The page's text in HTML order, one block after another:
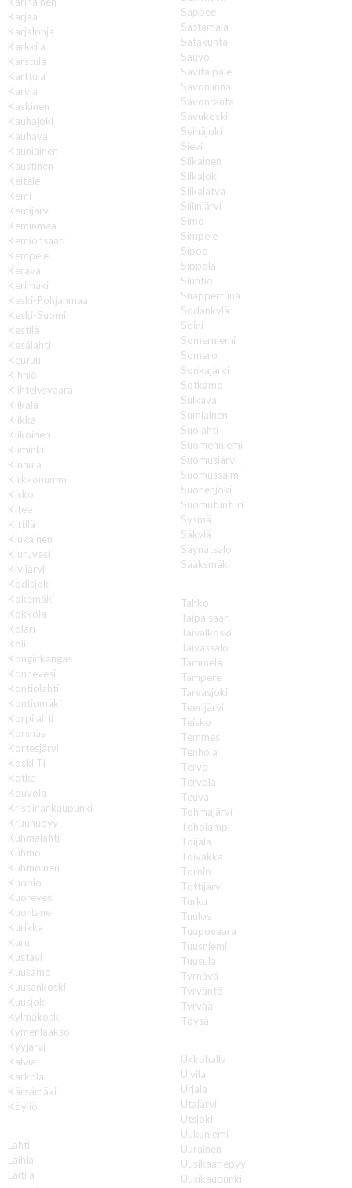
Karjaa
Karjalohja
Karkkila
Karstula
Karttula
Karvia
Kaskinen
Kauhajoki
Kauhava
Kauniainen
Kaustinen
Keitele
Kemi
Kemijärvi
Keminmaa
Kemiönsaari
Kempele
Kerava
Kerimäki
Keski-Pohjanmaa
Keski-Suomi
Kestilä
Kesälahti
Keuruu
Kihniö
Kiihtelysvaara
Kiikala
Kiikka
Kiikoinen
Kiiminki
Kinnula
Kirkkonummi
Kisko
Kitee
Kittilä
Kiukainen
Kiuruvesi
Kivijärvi
Kodisjoki
Kokemäki
Kokkola
Kolari
Koli
Konginkangas
Konnevesi
Kontiolahti
Kontiomäki
Korpilahti
Korsnäs
Kortesjärvi
Koski Tl
Kotka
Kouvola
Kristiinankaupunki
Kruunupyy
Kuhmalahti
Kuhmo
Kuhmoinen
Kuopio
Kuorevesi
Kuortane
Kurikka
Kuru
Kustavi
Kuusamo
Kuusankoski
Kuusjoki
Kylmäkoski
Kymenlaakso
Kyyjärvi
Kälviä
Kärkölä
Kärsämäki
Köyliö
Lahti
Laihia
Laitila
Sappee
Sastamala
Satakunta
Sauvo
Savitaipale
Savonlinna
Savonranta
Savukoski
Seinäjoki
Sievi
Siikainen
Siikajoki
Siikalatva
Siilinjärvi
Simo
Simpele
Sipoo
Sippola
Siuntio
Snappertuna
Sodankylä
Soini
Somerniemi
Somero
Sonkajärvi
Sotkamo
Sulkava
Sumiainen
Suolahti
Suomenniemi
Suomusjärvi
Suomussalmi
Suonenjoki
Suomutunturi
Sysmä
Säkylä
Säynätsalo
Sääksmäki
Tahko
Taipalsaari
Taivalkoski
Taivassalo
Tammela
Tampere
Tarvasjoki
Teerijärvi
Teisko
Temmes
Tenhola
Tervo
Tervola
Teuva
Tohmajärvi
Toholampi
Toijala
Toivakka
Tornio
Tottijärvi
Turku
Tuulos
Tuupovaara
Tuusniemi
Tuusula
Tyrnävä
Tyrväntö
Tyrvää
Töysä
Ukkohalla
Ulvila
Urjala
Utajärvi
Utsjoki
Uukuniemi
Uurainen
Uusikaarlepyy
Uusikaupunki